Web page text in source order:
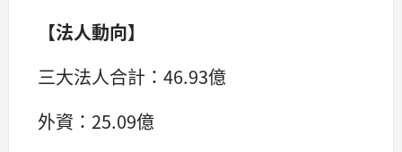
【法人動向】
三大法人合計：46.93億
外資：25.09億